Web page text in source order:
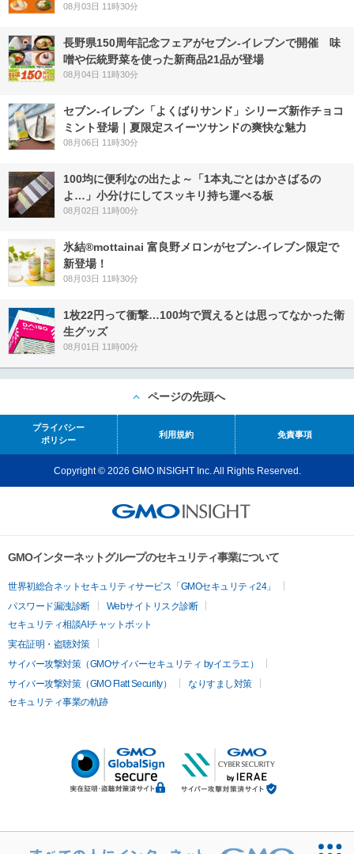
08月03日 11時30分
長野県150周年記念フェアがセブン-イレブンで開催 味
噌や伝統野菜を使った新商品21品が登場
08月04日 11時30分
セブン‐イレブン「よくばりサンド」シリーズ新作チョコ
ミント登場｜夏限定スイーツサンドの爽快な魅力
08月06日 11時30分
100均に便利なの出たよ～「1本丸ごとはかさばるの
よ…」小分けにしてスッキリ持ち運べる板
08月02日 11時00分
氷結®mottainai 富良野メロンがセブン‐イレブン限定で
新登場！
08月03日 11時30分
1枚22円って衝撃…100均で買えるとは思ってなかった衛
生グッズ
08月01日 11時00分
ページの先頭へ
プライバシー
ポリシー
利用規約 免責事項
Copyright © 2026 GMO INSIGHT Inc. All Rights Reserved.
GMOインターネットグループのセキュリティ事業について
世界初総合ネットセキュリティサービス「GMOセキュリティ24」
パスワード漏洩診断
Webサイトリスク診断
セキュリティ相談AIチャットボット
実在証明・盗聴対策
サイバー攻撃対策（GMOサイバーセキュリティ byイエラエ）
サイバー攻撃対策（GMO Flatt Security）
なりすまし対策
セキュリティ事業の軌跡